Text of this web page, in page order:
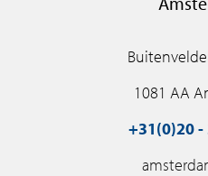
Zie jij jezelf al wonen in
beschikbare appartementen!
1081 AA
+31(0)20 -